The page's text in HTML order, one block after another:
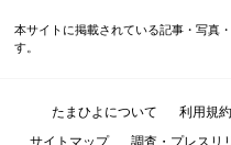
本サイトに掲載されている記事・写真
す。
たまひよについて 利用規約